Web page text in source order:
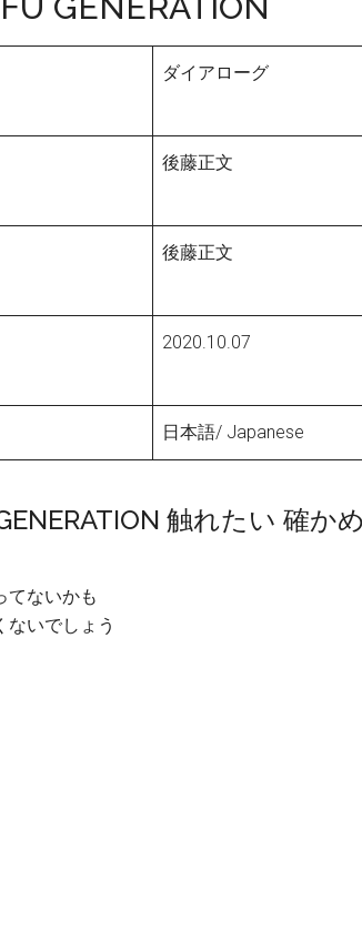
ダイアローグ
後藤正文
後藤正文
2020.10.07
日本語/ Japanese
触れたい 確か
てないかも
ないでしょう